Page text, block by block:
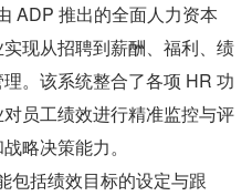
ADP 推出的全面人力资本
现从招聘到薪酬、福利、绩
。该系统整合了各项 HR 功
员工绩效进行精准监控与评
略决策能力。
包括绩效目标的设定与跟